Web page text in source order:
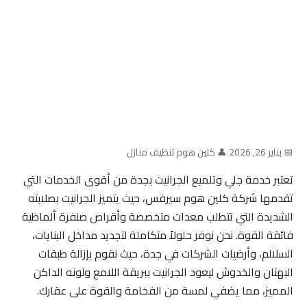
📅 يناير 26, 2026 |👤 كلين هوم تنظيف منازل
تعتبر خدمة جلي وتلميع الجرانيت بجدة من أقوى الخدمات التي
تقدمها شركة كلين هوم سيرفس، حيث يتميز الجرانيت بصلابته
الشديدة التي تتطلب معدات متخصصة وأقراص صنفرة ألماظية
فائقة القوة. نحن نوفر حلولاً متكاملة لتجديد مداخل البنايات،
السلالم، وأرضيات الشركات في جدة، حيث نقوم بإزالة طبقات
البهتان والخدوش ليعود الجرانيت ببريقة اللامع ولونه الداكن
المميز، مما يضفي لمسة من الفخامة والقوة على عقارك.